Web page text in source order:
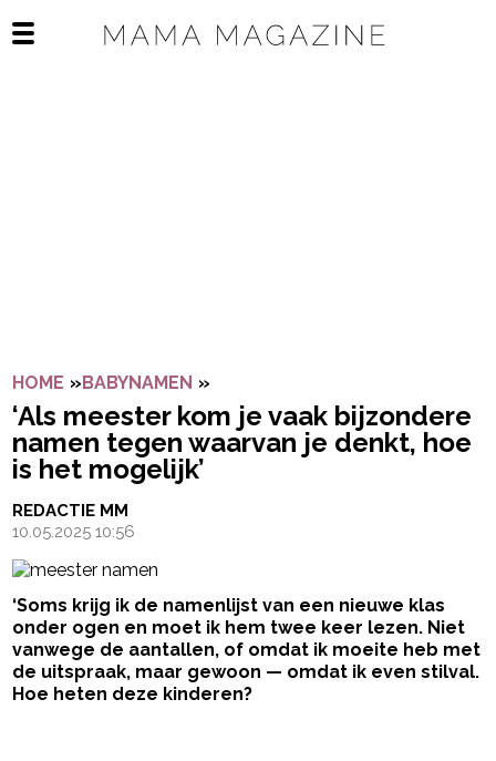
Open het mobiele menu
HOME »BABYNAMEN »
‘Als meester kom je vaak bijzondere
namen tegen waarvan je denkt, hoe
is het mogelijk’
REDACTIE MM
10.05.2025 10:56
‘Soms krijg ik de namenlijst van een nieuwe klas
onder ogen en moet ik hem twee keer lezen. Niet
vanwege de aantallen, of omdat ik moeite heb met
de uitspraak, maar gewoon — omdat ik even stilval.
Hoe heten deze kinderen?